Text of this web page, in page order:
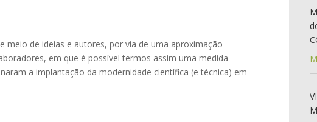
meio de ideias e autores, por via de uma aproximação
em que é possível termos assim uma medida
a implantação da modernidade científica (e técnica) em